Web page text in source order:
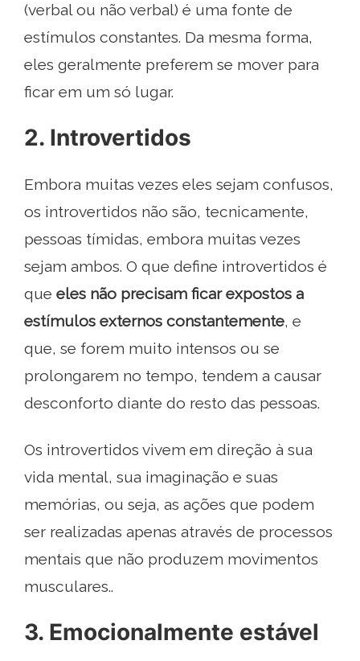
(verbal ou não verbal) é uma fonte de
estímulos constantes. Da mesma forma,
eles geralmente preferem se mover para
ficar em um só lugar.
2. Introvertidos
Embora muitas vezes eles sejam confusos,
os introvertidos não são, tecnicamente,
pessoas tímidas, embora muitas vezes
sejam ambos. O que define introvertidos é
que eles não precisam ficar expostos a
estímulos externos constantemente, e
que, se forem muito intensos ou se
prolongarem no tempo, tendem a causar
desconforto diante do resto das pessoas.
Os introvertidos vivem em direção à sua
vida mental, sua imaginação e suas
memórias, ou seja, as ações que podem
ser realizadas apenas através de processos
mentais que não produzem movimentos
musculares..
3. Emocionalmente estável